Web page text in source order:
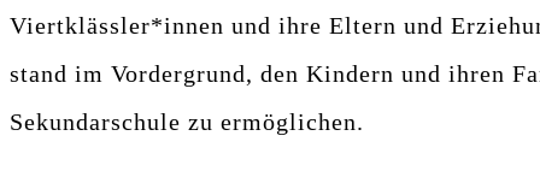
Viertklässler*innen und ihre Eltern und
stand im Vordergrund, den Kindern und ihren
Sekundarschule zu ermöglichen.